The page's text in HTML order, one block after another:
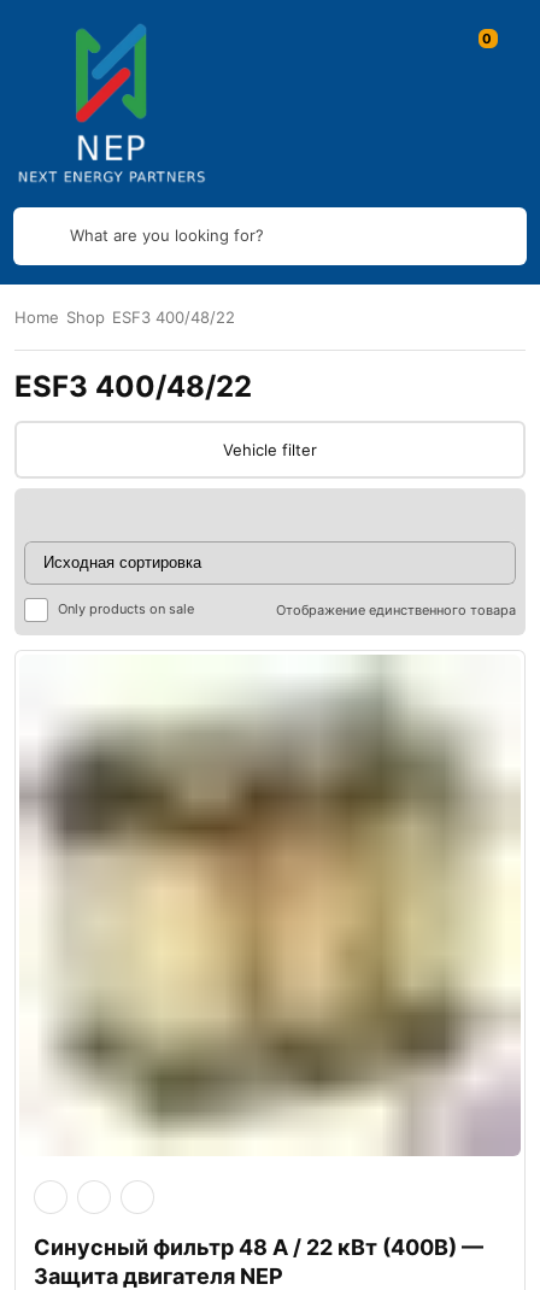
What are you looking for?
Home Shop ESF3 400/48/22
ESF3 400/48/22
Vehicle filter
Only products on sale Отображение единственного товара
Синусный фильтр 48 А / 22 кВт (400В) —
Защита двигателя NEP